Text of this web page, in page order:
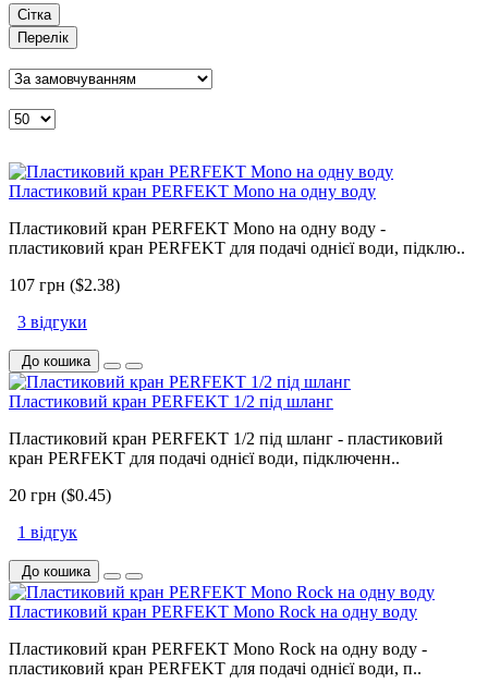
Сітка
Перелік
Пластиковий кран PERFEKT Mono на одну воду
Пластиковий кран PERFEKT Mono на одну воду -
пластиковий кран PERFEKT для подачі однієї води, підклю..
107 грн ($2.38)
3 відгуки
До кошика
Пластиковий кран PERFEKT 1/2 під шланг
Пластиковий кран PERFEKT 1/2 під шланг - пластиковий
кран PERFEKT для подачі однієї води, підключенн..
20 грн ($0.45)
1 відгук
До кошика
Пластиковий кран PERFEKT Mono Rock на одну воду
Пластиковий кран PERFEKT Mono Rock на одну воду -
пластиковий кран PERFEKT для подачі однієї води, п..